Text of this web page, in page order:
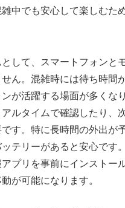
中でも安心して楽しむた
して、スマートフォンと
ん。混雑時には待ち時間
が活躍する場面が多くな
ルタイムで確認したり、
す。特に長時間の外出が
テリーがあると安心です
プリを事前にインストー
が可能になります。